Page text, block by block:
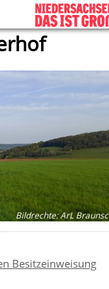
Bildrechte:ArL
Besitzeinweisung